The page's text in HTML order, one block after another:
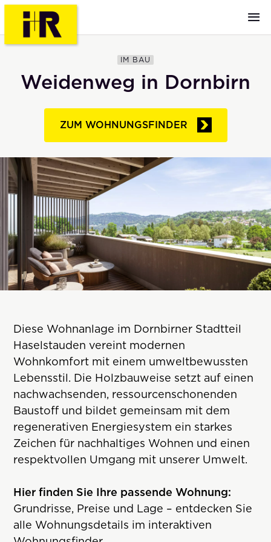
IM BAU
Weidenweg in Dornbirn
ZUM WOHNUNGSFINDER
Diese Wohnanlage im Dornbirner Stadtteil
Haselstauden vereint modernen
Wohnkomfort mit einem umweltbewussten
Lebensstil. Die Holzbauweise setzt auf einen
nachwachsenden, ressourcenschonenden
Baustoff und bildet gemeinsam mit dem
regenerativen Energiesystem ein starkes
Zeichen für nachhaltiges Wohnen und einen
respektvollen Umgang mit unserer Umwelt.
Hier finden Sie Ihre passende Wohnung:
Grundrisse, Preise und Lage – entdecken Sie
alle Wohnungsdetails im interaktiven